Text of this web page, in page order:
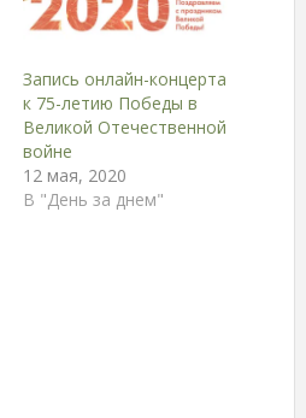
Запись онлайн-концерта
к 75-летию Победы в
Великой Отечественной
войне
12 мая, 2020
В "День за днем"